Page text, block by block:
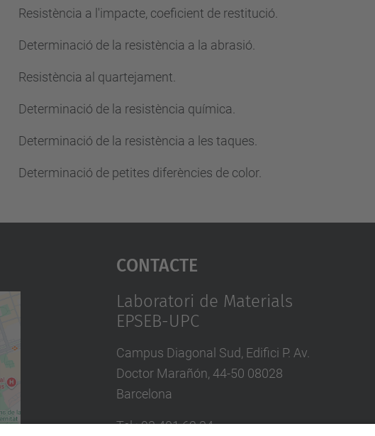
a l'impacte, coeficient de restitució.
de la resistència a la abrasió.
al quartejament.
de la resistència química.
de la resistència a les taques.
de petites diferències de color.
Contacte
Laboratori de Materials
EPSEB-UPC
Campus Diagonal Sud, Edifici P. Av.
Doctor Marañón, 44-50 08028
Barcelona
Tel.:93 401 62 34